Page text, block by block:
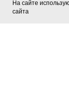
На сайте
сайта